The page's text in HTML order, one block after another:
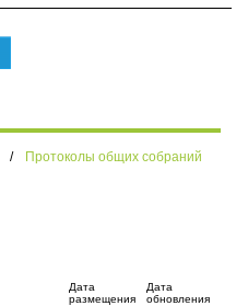
/ Протоколы общих собраний
Дата
размещения
Дата
обновления